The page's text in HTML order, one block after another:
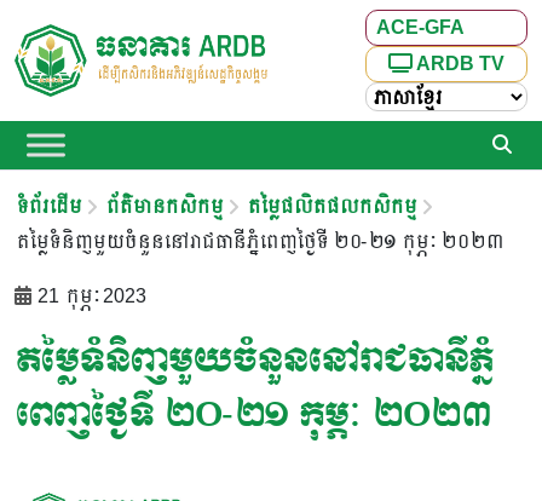
ACE-GFA
ARDB TV
ទំព័រដើម ព័ត៌មានកសិកម្ម
តម្លៃផលិតផលកសិកម្ម
តម្លៃទំនិញមួយចំនួននៅរាជធានីភ្នំពេញថ្ងៃទី ២០-២១ កុម្ភៈ ២០២៣
21 កុម្ភៈ 2023
តម្លៃទំនិញមួយចំនួននៅរាជធានីភ្នំ
ពេញថ្ងៃទី ២០-២១ កុម្ភៈ ២០២៣